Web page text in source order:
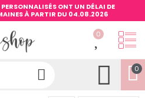
ONT UN DÉLAI DE
À PARTIR DU 04.08.2026
0
0